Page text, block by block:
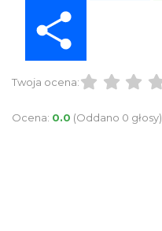
Twoja ocena:
Ocena: 0.0 (Oddano 0 głosy)